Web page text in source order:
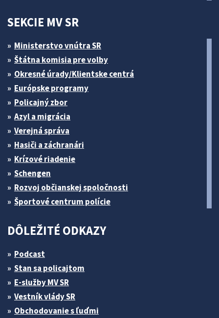
SEKCIE MV SR
Ministerstvo vnútra SR
Štátna komisia pre volby
Okresné úrady/Klientske centrá
Európske programy
Policajný zbor
Azyl a migrácia
Verejná správa
Hasiči a záchranári
Krízové riadenie
Schengen
Rozvoj občianskej spoločnosti
Športové centrum polície
DÔLEŽITÉ ODKAZY
Podcast
Stan sa policajtom
E-služby MV SR
Vestník vlády SR
Obchodovanie s ľuďmi